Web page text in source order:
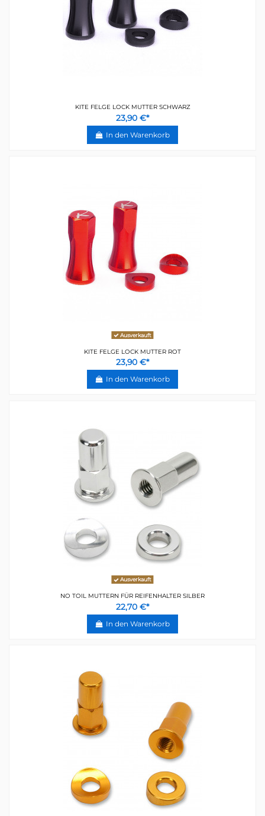
KITE FELGE LOCK MUTTER SCHWARZ
23,90 €*
In den Warenkorb
Ausverkauft
KITE FELGE LOCK MUTTER ROT
23,90 €*
In den Warenkorb
Ausverkauft
NO TOIL MUTTERN FÜR REIFENHALTER SILBER
22,70 €*
In den Warenkorb